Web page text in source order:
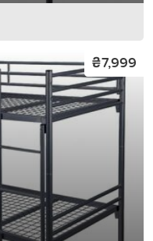
₴7,999